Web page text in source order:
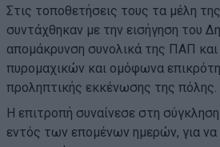
Στις τοποθετήσεις τους τα μέλη
συντάχθηκαν με την εισήγηση του
απομάκρυνση συνολικά της ΠΑΠ
πυρομαχικών και ομόφωνα
προληπτικής εκκένωσης της πόλης.
Η επιτροπή συναίνεσε στη
εντός των επομένων ημερών, για